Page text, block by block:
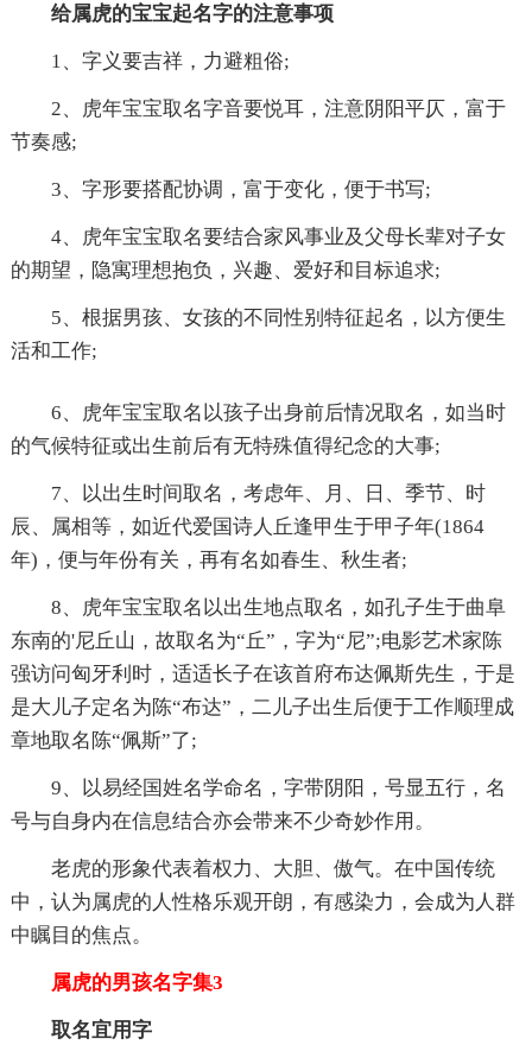
给属虎的宝宝起名字的注意事项
1、字义要吉祥，力避粗俗;
2、虎年宝宝取名字音要悦耳，注意阴阳平仄，富于
节奏感;
3、字形要搭配协调，富于变化，便于书写;
4、虎年宝宝取名要结合家风事业及父母长辈对子女
的期望，隐寓理想抱负，兴趣、爱好和目标追求;
5、根据男孩、女孩的不同性别特征起名，以方便生
活和工作;
6、虎年宝宝取名以孩子出身前后情况取名，如当时
的气候特征或出生前后有无特殊值得纪念的大事;
7、以出生时间取名，考虑年、月、日、季节、时
辰、属相等，如近代爱国诗人丘逢甲生于甲子年(1864
年)，便与年份有关，再有名如春生、秋生者;
8、虎年宝宝取名以出生地点取名，如孔子生于曲阜
东南的'尼丘山，故取名为“丘”，字为“尼”;电影艺术家陈
强访问匈牙利时，适适长子在该首府布达佩斯先生，于是
是大儿子定名为陈“布达”，二儿子出生后便于工作顺理成
章地取名陈“佩斯”了;
9、以易经国姓名学命名，字带阴阳，号显五行，名
号与自身内在信息结合亦会带来不少奇妙作用。
老虎的形象代表着权力、大胆、傲气。在中国传统
中，认为属虎的人性格乐观开朗，有感染力，会成为人群
中瞩目的焦点。
属虎的男孩名字集3
取名宜用字